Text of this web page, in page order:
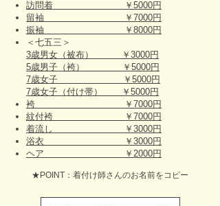
訪問着 ￥5000円
留袖 ￥7000円
振袖 ￥8000円
＜七五三＞
3歳男女（被布） ￥3000円
5歳男子（袴） ￥5000円
7歳女子 ￥5000円
7歳女子（付け帯） ￥5000円
袴 ￥7000円
紋付袴 ￥7000円
着流し ￥3000円
浴衣 ￥3000円
ヘア ￥2000円
★POINT：着付け師さんのお名前をコピー